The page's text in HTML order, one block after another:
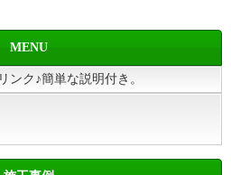
MENU
ンク♪簡単な説明付き。